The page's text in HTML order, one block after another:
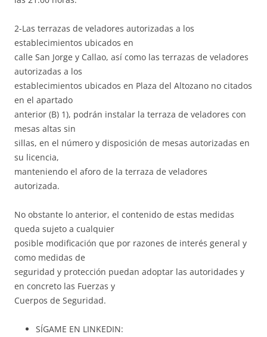
2-Las terrazas de veladores autorizadas a los
establecimientos ubicados en
calle San Jorge y Callao, así como las terrazas de veladores
autorizadas a los
establecimientos ubicados en Plaza del Altozano no citados
en el apartado
anterior (B) 1), podrán instalar la terraza de veladores con
mesas altas sin
sillas, en el número y disposición de mesas autorizadas en
su licencia,
manteniendo el aforo de la terraza de veladores
autorizada.
No obstante lo anterior, el contenido de estas medidas
queda sujeto a cualquier
posible modificación que por razones de interés general y
como medidas de
seguridad y protección puedan adoptar las autoridades y
en concreto las Fuerzas y
Cuerpos de Seguridad.
SÍGAME EN LINKEDIN: